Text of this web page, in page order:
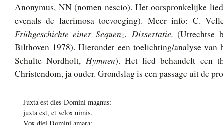
Anonymus, NN (nomen nescio). Het oorspronkelijke
evenals de lacrimosa toevoeging). Meer info: C.
Frühgeschichte einer Sequenz. Dissertatie. (Utrechtse
Bilthoven 1978). Hieronder een toelichting/analyse
Schulte Nordholt, Hymnen). Het lied behandelt een
Christendom, ja ouder. Grondslag is een passage uit de
Juxta est dies Domini magnus:
juxta est, et velox nimis.
Vox diei Domini amara: